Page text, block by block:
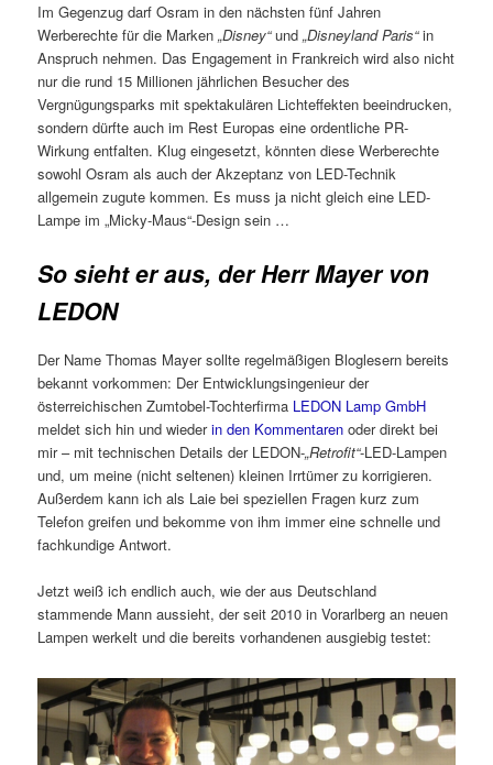
Im Gegenzug darf Osram in den nächsten fünf Jahren
Werberechte für die Marken„Disney“und„Disneyland Paris“in
Anspruch nehmen. Das Engagement in Frankreich wird also nicht
nur die rund 15 Millionen jährlichen Besucher des
Vergnügungsparks mit spektakulären Lichteffekten beeindrucken,
sondern dürfte auch im Rest Europas eine ordentliche PR-
Wirkung entfalten. Klug eingesetzt, könnten diese Werberechte
sowohl Osram als auch der Akzeptanz von LED-Technik
allgemein zugute kommen. Es muss ja nicht gleich eine LED-
Lampe im „Micky-Maus“-Design sein …
So sieht er aus, der Herr Mayer von
LEDON
Der Name Thomas Mayer sollte regelmäßigen Bloglesern bereits
bekannt vorkommen: Der Entwicklungsingenieur der
österreichischen Zumtobel-Tochterfirma LEDON Lamp GmbH
meldet sich hin und wiederin den Kommentaren oder direkt bei
mir – mit technischen Details der LEDON-„Retrofit“-LED-Lampen
und, um meine (nicht seltenen) kleinen Irrtümer zu korrigieren.
Außerdem kann ich als Laie bei speziellen Fragen kurz zum
Telefon greifen und bekomme von ihm immer eine schnelle und
fachkundige Antwort.
Jetzt weiß ich endlich auch, wie der aus Deutschland
stammende Mann aussieht, der seit 2010 in Vorarlberg an neuen
Lampen werkelt und die bereits vorhandenen ausgiebig testet: